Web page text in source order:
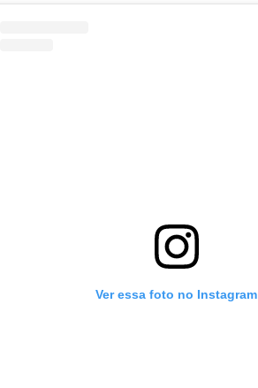
Ver essa foto no Instagram